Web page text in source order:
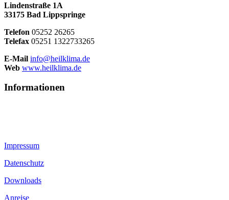
Lindenstraße 1A
33175 Bad Lippspringe
Telefon 05252 26265
Telefax 05251 1322733265
E-Mail info@heilklima.de
Web www.heilklima.de
Informationen
Impressum
Datenschutz
Downloads
Anreise